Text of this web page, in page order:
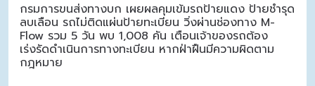
กรมการขนส่งทางบก เผยผลคุมเข้มรถป้ายแดง ป้ายชำรุด
ลบเลือน รถไม่ติดแผ่นป้ายทะเบียน วิ่งผ่านช่องทาง M-
Flow รวม 5 วัน พบ 1,008 คัน เตือนเจ้าของรถต้อง
เร่งรัดดำเนินการทางทะเบียน หากฝ่าฝืนมีความผิดตาม
กฎหมาย